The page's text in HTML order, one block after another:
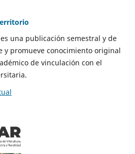
una publicación semestral y de
y promueve conocimiento original
de vinculación con el